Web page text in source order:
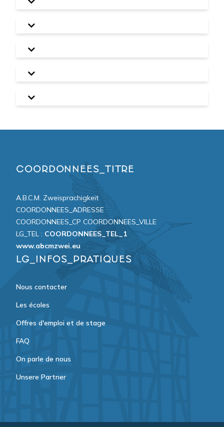
COORDONNEES_TITRE
A.B.C.M. Zweisprachigkeit
COORDONNEES_ADRESSE
COORDONNEES_CP COORDONNEES_VILLE
LG_TEL : COORDONNEES_TEL_1
www.abcmzwei.eu
LG_INFOS_PRATIQUES
Nous contacter
Les écoles
Offres d'emploi et de stage
FAQ
On parle de nous
Unsere Partner